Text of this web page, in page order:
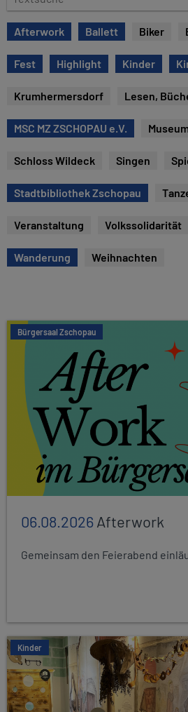
e
x
t
s
u
e
Afterwork Ballett Biker
Fest Highlight Kinder
Krumhermersdorf Lesen,
MSC MZ ZSCHOPAU e.V.
Schloss Wildeck Singen
Stadtbibliothek Zschopau
Veranstaltung Volkssolidarität
Wanderung Weihnachten
Bürgersaal Zschopau
06.08.2026Afterwork
Gemeinsam den Feierabend
Kinder